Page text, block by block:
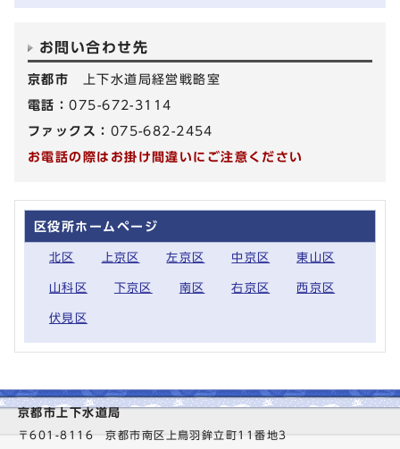
お問い合わせ先
京都市
上下水道局経営戦略室
電話：075-672-3114
ファックス： 075-682-2454
お電話の際はお掛け間違いにご注意ください
区役所ホームページ
北区 上京区 左京区 中京区 東山区
山科区 下京区 南区 右京区 西京区
伏見区
京都市上下水道局
〒601-8116 京都市南区上鳥羽鉾立町11番地3